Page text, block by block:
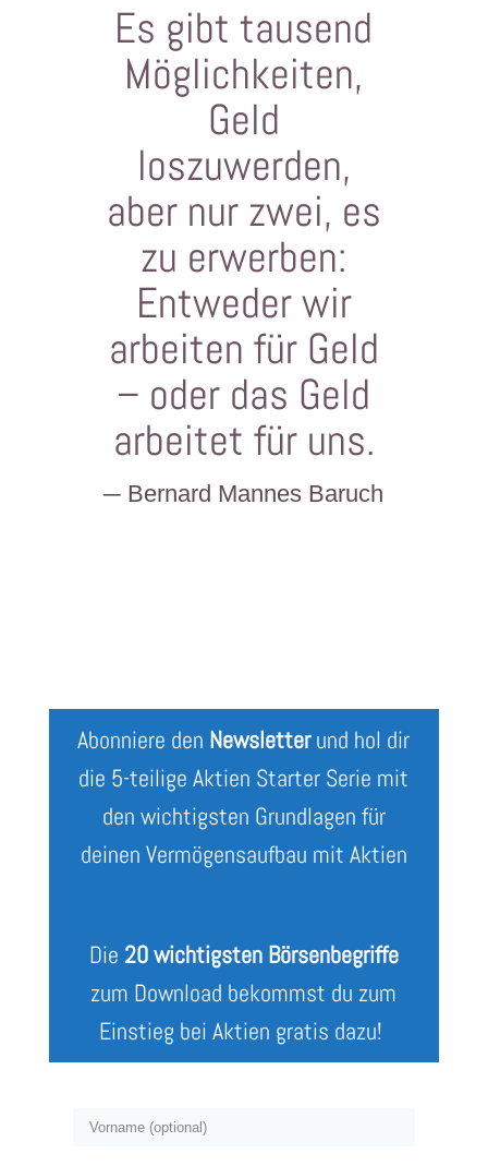
Es gibt tausend
Möglichkeiten,
Geld
loszuwerden,
aber nur zwei, es
zu erwerben:
Entweder wir
arbeiten für Geld
– oder das Geld
arbeitet für uns.
─ Bernard Mannes Baruch
Abonniere den Newsletterund hol dir
die 5-teilige Aktien Starter Serie mit
den wichtigsten Grundlagen für
deinen Vermögensaufbau mit Aktien
Die 20 wichtigsten Börsenbegriffe
zum Download bekommst du zum
Einstieg bei Aktien gratis dazu!